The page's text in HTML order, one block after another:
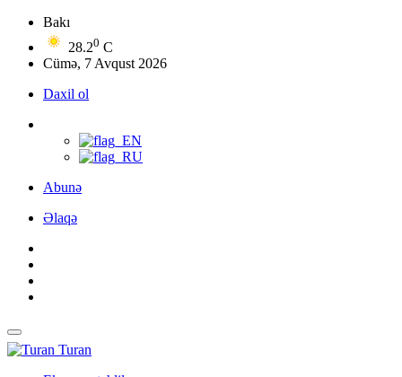
Bakı
28.20 C
Cümə, 7 Avqust 2026
Daxil ol
Abunə
Əlaqə
Turan